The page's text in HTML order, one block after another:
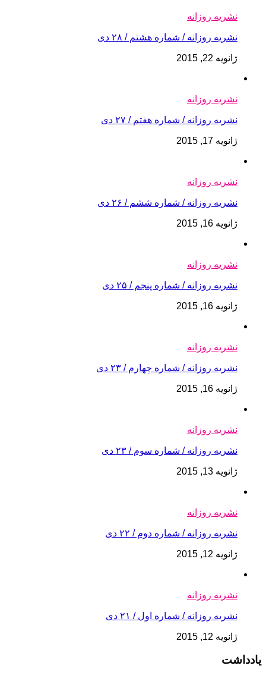
نشریه روزانه
نشریه روزانه / شماره هشتم / ۲۸ دی
ژانویه 22, 2015
نشریه روزانه
نشریه روزانه / شماره هفتم / ۲۷ دی
ژانویه 17, 2015
نشریه روزانه
نشریه روزانه / شماره ششم / ۲۶ دی
ژانویه 16, 2015
نشریه روزانه
نشریه روزانه / شماره پنجم / ۲۵ دی
ژانویه 16, 2015
نشریه روزانه
نشریه روزانه / شماره چهارم / ۲۳ دی
ژانویه 16, 2015
نشریه روزانه
نشریه روزانه / شماره سوم / ۲۳ دی
ژانویه 13, 2015
نشریه روزانه
نشریه روزانه / شماره دوم / ۲۲ دی
ژانویه 12, 2015
نشریه روزانه
نشریه روزانه / شماره اول / ۲۱ دی
ژانویه 12, 2015
یادداشت